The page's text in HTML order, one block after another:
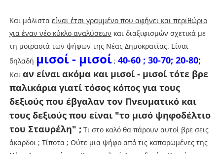
Και μάλιστα είναι έτσι γραμμένο που αφήνει και περιθώριο
για έναν νέο κύκλο αναλύσεων και διαξιφισμών σχετικά με
τη μοιρασιά των ψήφων της Νέας Δημοκρατίας. Είναι
δηλαδή μισοί - μισοί; 40-60 ; 30-70; 20-80;
Και αν είναι ακόμα και μισοί - μισοί τότε βρε
παλικάρια γιατί τόσος κόπος για τους
δεξιούς που έβγαλαν τον Πνευματικό και
τους δεξιούς που είναι "το μισό ψηφοδέλτιο
του Σταυρέλη" ; Τι στο καλό θα πάρουν αυτοί βρε σεις
άκαρδοι ; Τίποτα ; Ούτε μια ψήφο από τις καπαρωμένες της